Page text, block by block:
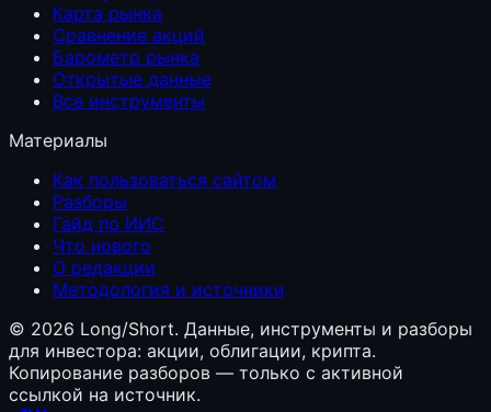
Карта рынка
Сравнение акций
Барометр рынка
Открытые данные
Все инструменты
Материалы
Как пользоваться сайтом
Разборы
Гайд по ИИС
Что нового
О редакции
Методология и источники
© 2026 Long/Short. Данные, инструменты и разборы
для инвестора: акции, облигации, крипта.
Копирование разборов — только с активной
ссылкой на источник.